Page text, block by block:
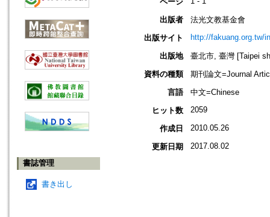
書誌管理
書き出し
出版者
法光文教基金會
出版サイト
http://fakuang.org.tw/
出版地
臺北市, 臺灣 [Taipei
資料の種類
期刊論文=Journal
言語
中文=Chinese
ヒット数
2059
作成日 2010.05.26
更新日期 2017.08.02